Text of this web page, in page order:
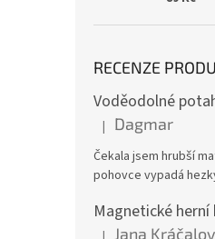
RECENZE
Hodnocení produktu
| Dagmar
Čekala jsem hrubší
pohovce vypadá
Magnetické herní
Jana